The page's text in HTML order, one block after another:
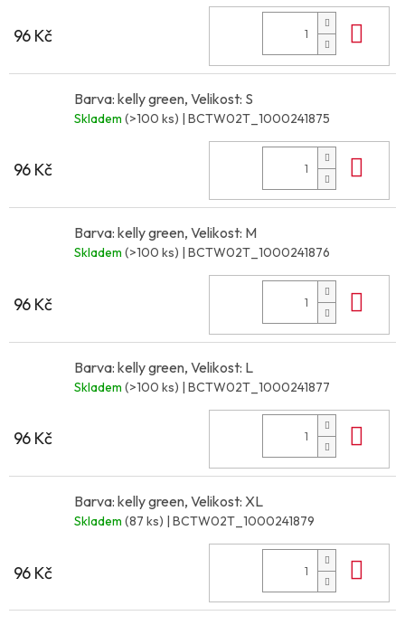
96 Kč
Barva: kelly green, Velikost: S
Skladem (>100 ks) | BCTW02T_1000241875
96 Kč
Barva: kelly green, Velikost: M
Skladem (>100 ks) | BCTW02T_1000241876
96 Kč
Barva: kelly green, Velikost: L
Skladem (>100 ks) | BCTW02T_1000241877
96 Kč
Barva: kelly green, Velikost: XL
Skladem (87 ks) | BCTW02T_1000241879
96 Kč